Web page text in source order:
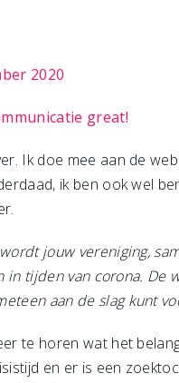
2020
great!
Ik doe mee aan de
ik ben ook wel
jouw vereniging,
in tijden van corona. De
aan de slag kunt
te horen wat het
en er is een